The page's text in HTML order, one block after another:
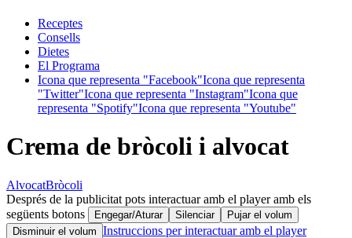
Receptes
Consells
Dietes
El Programa
Icona que representa "Facebook"Icona que representa
"Twitter"Icona que representa "Instagram"Icona que
representa "Spotify"Icona que representa "Youtube"
Crema de bròcoli i alvocat
AlvocatBròcoli
Després de la publicitat pots interactuar amb el player amb els
següents botons
Engegar/Aturar Silenciar
Pujar el volum
Disminuir el volum Instruccions per interactuar amb el player